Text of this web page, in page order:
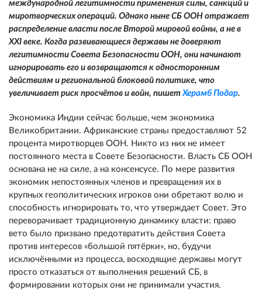
международной легитимности применения силы, санкций и
миротворческих операций. Однако ныне СБ ООН отражает
распределение власти после Второй мировой войны, а не в
XXI веке. Когда развивающиеся державы не доверяют
легитимности Совета Безопасности ООН, они начинают
игнорировать его и возвращаются к односторонним
действиям и региональной блоковой политике, что
увеличивает риск просчётов и войн, пишетХерамб Подар.
Экономика Индии сейчас больше, чем экономика
Великобритании. Африканские страны предоставляют 52
процента миротворцев ООН. Никто из них не имеет
постоянного места в Совете Безопасности. Власть СБ ООН
основана не на силе, а на консенсусе. По мере развития
экономик непостоянных членов и превращения их в
крупных геополитических игроков они обретают волю и
способность игнорировать то, что утверждает Совет. Это
переворачивает традиционную динамику власти: право
вето было призвано предотвратить действия Совета
против интересов «большой пятёрки», но, будучи
исключёнными из процесса, восходящие державы могут
просто отказаться от выполнения решений СБ, в
формировании которых они не принимали участия.